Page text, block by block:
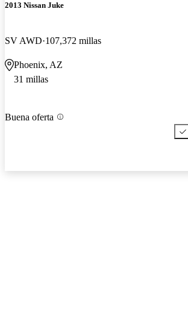
2013 Nissan Juke
SV AWD 107,372 millas
Phoenix, AZ
31 millas
Buena oferta